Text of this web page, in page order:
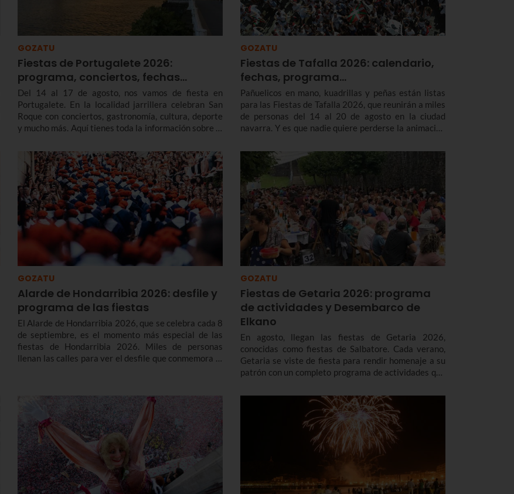
GOZATU
Fiestas de Portugalete 2026:
programa, conciertos, fechas…
Del 14 al 17 de agosto, nos vamos de fiesta en
Portugalete. En la localidad jarrillera celebran San
Roque con conciertos, gastronomía, cultura, deporte
y mucho más. Aquí tienes toda la información sobre el
de las prefiestas, que empiezan varios días antes.
GOZATU
Fiestas de Tafalla 2026: calendario,
fechas, programa…
Pañuelicos en mano, kuadrillas y peñas están listas
para las Fiestas de Tafalla 2026, que reunirán a miles
de personas del 14 al 20 de agosto en la ciudad
navarra. Y es que nadie quiere perderse la animación
encierros o la esperada subida a la Salve.
GOZATU
Alarde de Hondarribia 2026: desfile y
programa de las fiestas
El Alarde de Hondarribia 2026, que se celebra cada 8
de septiembre, es el momento más especial de las
fiestas de Hondarribia 2026. Miles de personas
llenan las calles para ver el desfile que conmemora la
Guadalupe para agradecerle su ayuda en la victoria.
Te contamos más sobre el origen y el desfile del
Alarde de Hondarribia 2026 y el programa de fiestas
de Hondarribia 2026. Toma nota porque las fiestas
son del 4 al 10 de septiembre.
GOZATU
Fiestas de Getaria 2026: programa
de actividades y Desembarco de
Elkano
En agosto, llegan las fiestas de Getaria 2026,
conocidas como fiestas de Salbatore. Cada verano,
Getaria se viste de fiesta para rendir homenaje a su
patrón con un completo programa de actividades que
cada cuatro años, un espectacular Desembarco de
Elkano, que este año será el día 7 de agosto.